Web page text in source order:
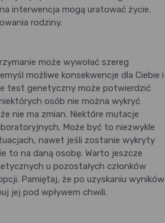
interwencja mogą uratować życie.
rodziny.
może wywołać szereg
możliwe konsekwencje dla Ciebie i
test genetyczny może potwierdzić
osób nie można wykryć
nie ma zmian. Niektóre mutacje
Może być to niezwykle
nawet jeśli zostanie wykryty
to na daną osobę. Warto jeszcze
u pozostałych członków
Pamiętaj, że po uzyskaniu wyników
jej pod wpływem chwili.